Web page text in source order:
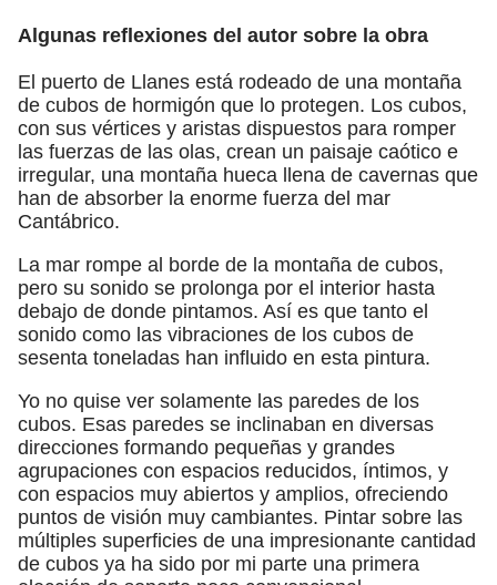
Algunas reflexiones del autor sobre la obra
El puerto de Llanes está rodeado de una montaña
de cubos de hormigón que lo protegen. Los cubos,
con sus vértices y aristas dispuestos para romper
las fuerzas de las olas, crean un paisaje caótico e
irregular, una montaña hueca llena de cavernas que
han de absorber la enorme fuerza del mar
Cantábrico.
La mar rompe al borde de la montaña de cubos,
pero su sonido se prolonga por el interior hasta
debajo de donde pintamos. Así es que tanto el
sonido como las vibraciones de los cubos de
sesenta toneladas han influido en esta pintura.
Yo no quise ver solamente las paredes de los
cubos. Esas paredes se inclinaban en diversas
direcciones formando pequeñas y grandes
agrupaciones con espacios reducidos, íntimos, y
con espacios muy abiertos y amplios, ofreciendo
puntos de visión muy cambiantes. Pintar sobre las
múltiples superficies de una impresionante cantidad
de cubos ya ha sido por mi parte una primera